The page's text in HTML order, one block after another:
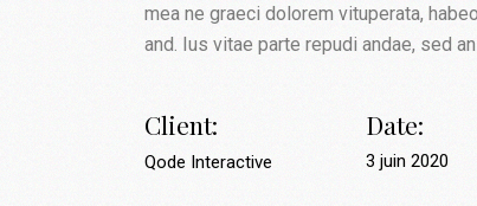
mea ne graeci dolorem vituperata,
and. Ius vitae parte repudi andae, sed
Client:
Qode Interactive
Date:
3 juin 2020